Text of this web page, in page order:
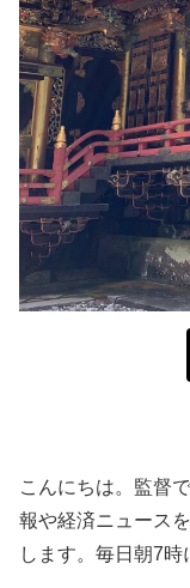
こんにちは。監督
報や経済ニュース
します。毎日朝7時